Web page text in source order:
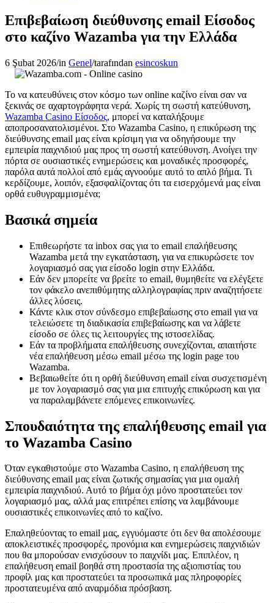
Επιβεβαίωση διεύθυνσης email Είσοδος
στο καζίνο Wazamba για την Ελλάδα
6 Şubat 2026/in Genel/tarafından esincoskun
Το να κατευθύνεις στον κόσμο των online καζίνο είναι σαν να
ξεκινάς σε αχαρτογράφητα νερά. Χωρίς τη σωστή κατεύθυνση,
Wazamba Casino Είσοδος, μπορεί να καταλήξουμε
αποπροσανατολισμένοι. Στο Wazamba Casino, η επικύρωση της
διεύθυνσης email μας είναι κρίσιμη για να οδηγήσουμε την
εμπειρία παιχνιδιού μας προς τη σωστή κατεύθυνση. Ανοίγει την
πόρτα σε ουσιαστικές ενημερώσεις και μοναδικές προσφορές,
παρόλα αυτά πολλοί από εμάς αγνοούμε αυτό το απλό βήμα. Τι
κερδίζουμε, λοιπόν, εξασφαλίζοντας ότι τα εισερχόμενά μας είναι
ορθά ευθυγραμμισμένα;
Βασικά σημεία
Επιθεωρήστε τα inbox σας για το email επαλήθευσης
Wazamba μετά την εγκατάσταση, για να επικυρώσετε τον
λογαριασμό σας για είσοδο login στην Ελλάδα.
Εάν δεν μπορείτε να βρείτε το email, θυμηθείτε να ελέγξετε
τον φάκελο ανεπιθύμητης αλληλογραφίας πριν αναζητήσετε
άλλες λύσεις.
Κάντε κλικ στον σύνδεσμο επιβεβαίωσης στο email για να
τελειώσετε τη διαδικασία επιβεβαίωσης και να λάβετε
είσοδο σε όλες τις λειτουργίες της ιστοσελίδας.
Εάν τα προβλήματα επαλήθευσης συνεχίζονται, απαιτήστε
νέα επαλήθευση μέσω email μέσω της login page του
Wazamba.
Βεβαιωθείτε ότι η ορθή διεύθυνση email είναι συσχετισμένη
με τον λογαριασμό σας για μια επιτυχής επικύρωση και για
να παραλαμβάνετε επόμενες επικοινωνίες.
Σπουδαιότητα της επαλήθευσης email για
το Wazamba Casino
Όταν εγκαθιστούμε στο Wazamba Casino, η επαλήθευση της
διεύθυνσης email μας είναι ζωτικής σημασίας για μια ομαλή
εμπειρία παιχνιδιού. Αυτό το βήμα όχι μόνο προστατεύει τον
λογαριασμό μας, αλλά μας επιτρέπει επίσης να λαμβάνουμε
ουσιαστικές επικοινωνίες από το καζίνο.
Επαληθεύοντας το email μας, εγγυόμαστε ότι δεν θα απολέσουμε
αποκλειστικές προσφορές, προνόμια και ενημερώσεις παιχνιδιών
που θα μπορούσαν ενισχύσουν το παιχνίδι μας. Επιπλέον, η
επαλήθευση email βοηθά στη προστασία της αξιοπιστίας του
προφίλ μας και προστατεύει τα προσωπικά μας πληροφορίες
προστατευμένα από αναρμόδια πρόσβαση.